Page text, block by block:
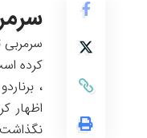
سرمربی
کرده
،
اظهار